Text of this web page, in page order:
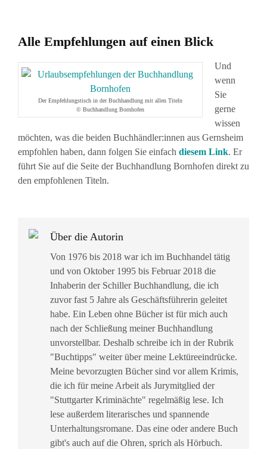
Alle Empfehlungen auf einen Blick
Der Empfehlungstisch in der Buchhandlung mit allen Titeln
© Buchhandlung Bornhofen
Und
wenn
Sie
gerne
wissen
möchten, was die beiden Buchhändler:innen aus Gernsheim
empfohlen haben, dann folgen Sie einfach diesem Link. Er
führt Sie auf die Seite der Buchhandlung Bornhofen direkt zu
den empfohlenen Titeln.
Über die Autorin
Von 1976 bis 2018 war ich im Buchhandel tätig
und von Oktober 1995 bis Februar 2018 die
Inhaberin der Schiller Buchhandlung, die ich
zuvor fast 5 Jahre als Geschäftsführerin geleitet
habe. Ein Leben ohne Bücher ist für mich auch
nach der Schließung meiner Buchhandlung
unvorstellbar. Deshalb schreibe ich in der Rubrik
"Buchtipps" weiter über meine Lektüreeindrücke.
Meine bevorzugten Bücher sind vor allem Krimis,
die ich für meine Arbeit als Jurymitglied der
"Stuttgarter Kriminächte" regelmäßig lese. Ich
lese außerdem literarisches und spannende
Unterhaltungsromane. Das eine oder andere Buch
gibt's auch auf die Ohren, sprich als Hörbuch.